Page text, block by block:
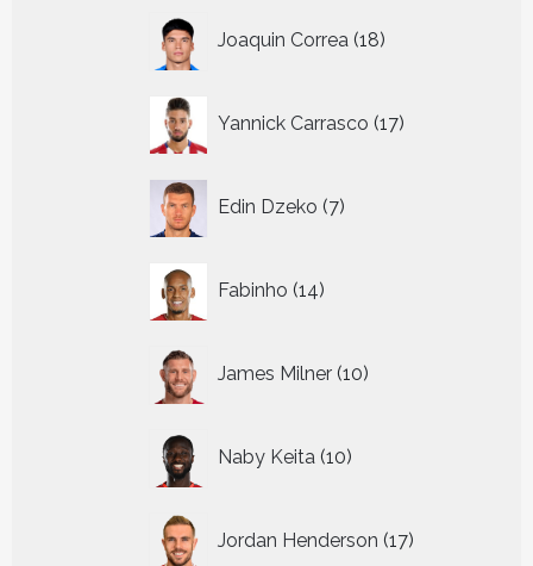
Joaquin Correa 18
producten
Yannick Carrasco 17
producten
Edin Dzeko 7
producten
Fabinho 14
producten
James Milner 10
producten
Naby Keita 10
producten
Jordan Henderson 17
producten